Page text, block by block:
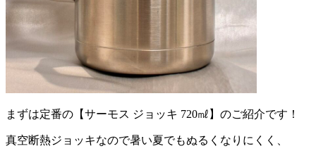
まずは定番の【サーモス ジョッキ 720㎖】のご紹介です！
真空断熱ジョッキなので暑い夏でもぬるくなりにくく、